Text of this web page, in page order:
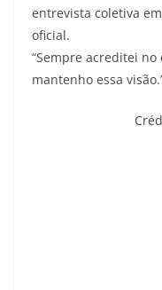
entrevista coletiva
oficial.
“Sempre acreditei
mantenho essa